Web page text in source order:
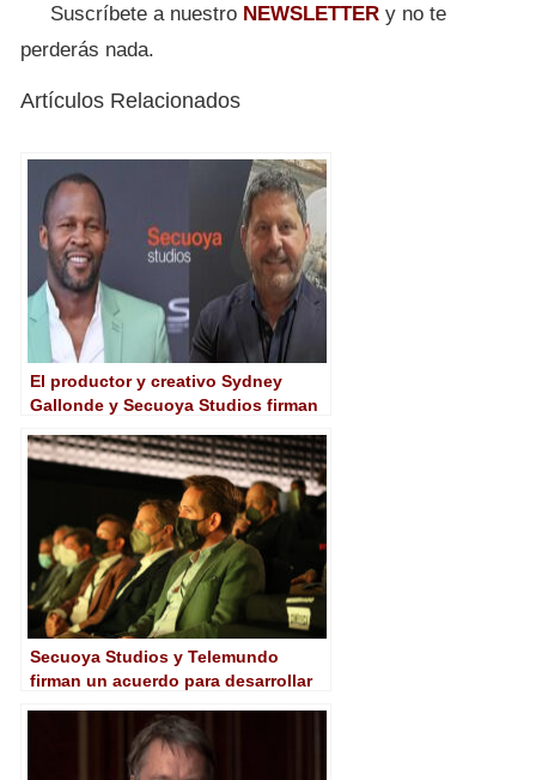
Suscríbete a nuestro NEWSLETTER y no te
perderás nada.
Artículos Relacionados
El productor y creativo Sydney
Gallonde y Secuoya Studios firman
proyectos
Secuoya Studios y Telemundo
firman un acuerdo para desarrollar